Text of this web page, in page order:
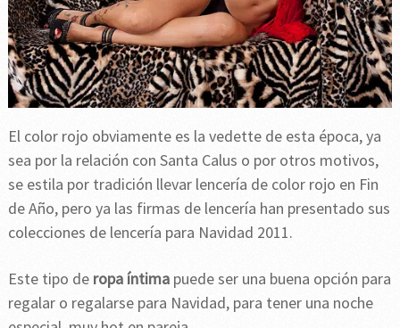
El color rojo obviamente es la vedette de esta época, ya
sea por la relación con Santa Calus o por otros motivos,
se estila por tradición llevar lencería de color rojo en Fin
de Año, pero ya las firmas de lencería han presentado sus
colecciones de lencería para Navidad 2011.
Este tipo de ropa íntimapuede ser una buena opción para
regalar o regalarse para Navidad, para tener una noche